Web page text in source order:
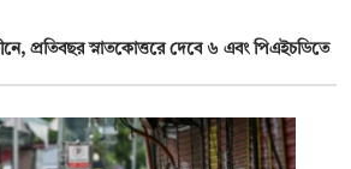
প্রতিবছর স্নাতকোত্তরে দেবে ৬ এবং পিএইচডিতে